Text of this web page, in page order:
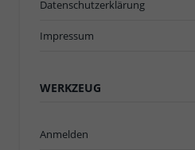
Datenschutzerklärung
Impressum
WERKZEUG
Anmelden